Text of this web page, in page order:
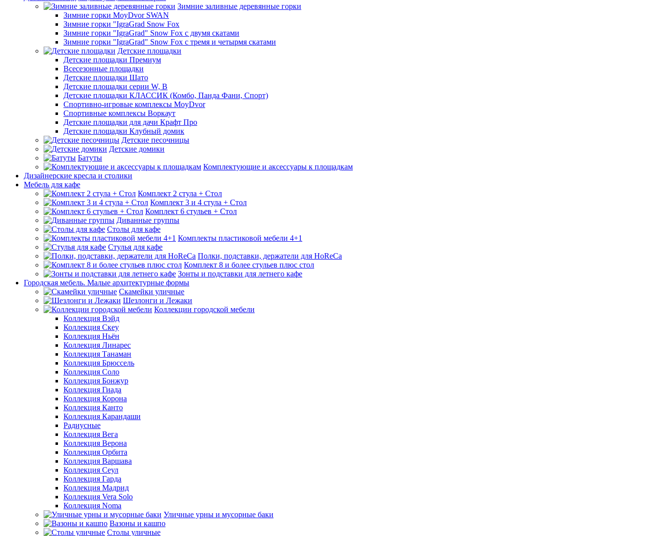
Зимние заливные деревянные горки
Зимние горки MoyDvor SWAN
Зимние горки "IgraGrad Snow Fox
Зимние горки "IgraGrad" Snow Fox с двумя скатами
Зимние горки "IgraGrad" Snow Fox с тремя и четырмя скатами
Детские площадки
Детские площадки Премиум
Всесезонные площадки
Детские площадки Шато
Детские площадки серии W, В
Детские площадки КЛАССИК (Комбо, Панда Фани, Спорт)
Спортивно-игровые комплексы MoyDvor
Спортивные комплексы Воркаут
Детские площадки для дачи Крафт Про
Детские площадки Клубный домик
Детские песочницы
Детские домики
Батуты
Комплектующие и аксессуары к площадкам
Дизайнерские кресла и столики
Мебель для кафе
Комплект 2 стула + Стол
Комплект 3 и 4 стула + Стол
Комплект 6 стульев + Стол
Диванные группы
Столы для кафе
Комплекты пластиковой мебели 4+1
Стулья для кафе
Полки, подставки, держатели для HoReCa
Комплект 8 и более стульев плюс стол
Зонты и подставки для летнего кафе
Городская мебель. Малые архитектурные формы
Скамейки уличные
Шезлонги и Лежаки
Коллекции городской мебели
Коллекция Вэйд
Коллекция Скеу
Коллекция Ньён
Коллекция Линарес
Коллекция Танаман
Коллекция Брюссель
Коллекция Соло
Коллекция Бонжур
Коллекция Гиада
Коллекция Корона
Коллекция Канто
Коллекция Карандаши
Радиусные
Коллекция Вега
Коллекция Верона
Коллекция Орбита
Коллекция Варшава
Коллекция Сеул
Коллекция Гарда
Коллекция Мадрид
Коллекция Vera Solo
Коллекция Noma
Уличные урны и мусорные баки
Вазоны и кашпо
Столы уличные